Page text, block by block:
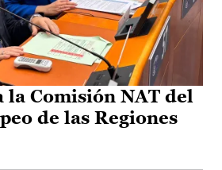
la Comisión NAT del
de las Regiones